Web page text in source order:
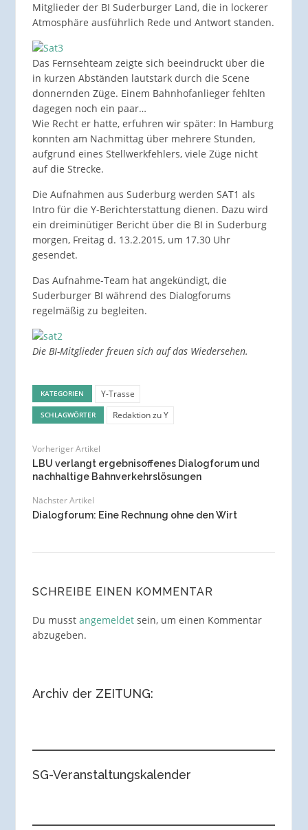
Mitglieder der BI Suderburger Land, die in lockerer
Atmosphäre ausführlich Rede und Antwort standen.
Das Fernsehteam zeigte sich beeindruckt über die
in kurzen Abständen lautstark durch die Scene
donnernden Züge. Einem Bahnhofanlieger fehlten
dagegen noch ein paar…
Wie Recht er hatte, erfuhren wir später: In Hamburg
konnten am Nachmittag über mehrere Stunden,
aufgrund eines Stellwerkfehlers, viele Züge nicht
auf die Strecke.
Die Aufnahmen aus Suderburg werden SAT1 als
Intro für die Y-Berichterstattung dienen. Dazu wird
ein dreiminütiger Bericht über die BI in Suderburg
morgen, Freitag d. 13.2.2015, um 17.30 Uhr
gesendet.
Das Aufnahme-Team hat angekündigt, die
Suderburger BI während des Dialogforums
regelmäßig zu begleiten.
Die BI-Mitglieder freuen sich auf das Wiedersehen.
KATEGORIEN Y-Trasse
SCHLAGWÖRTER Redaktion zu Y
Vorheriger Artikel
LBU verlangt ergebnisoffenes Dialogforum und
nachhaltige Bahnverkehrslösungen
Nächster Artikel
Dialogforum: Eine Rechnung ohne den Wirt
SCHREIBE EINEN KOMMENTAR
Du musst angemeldetsein, um einen Kommentar
abzugeben.
Archiv der ZEITUNG:
SG-Veranstaltungskalender